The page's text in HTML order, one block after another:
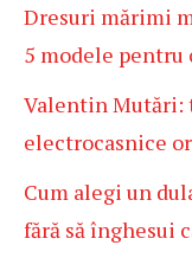
Dresuri mărimi
5 modele
Valentin Mutări:
electrocasnice
Cum alegi un
fără să înghesui